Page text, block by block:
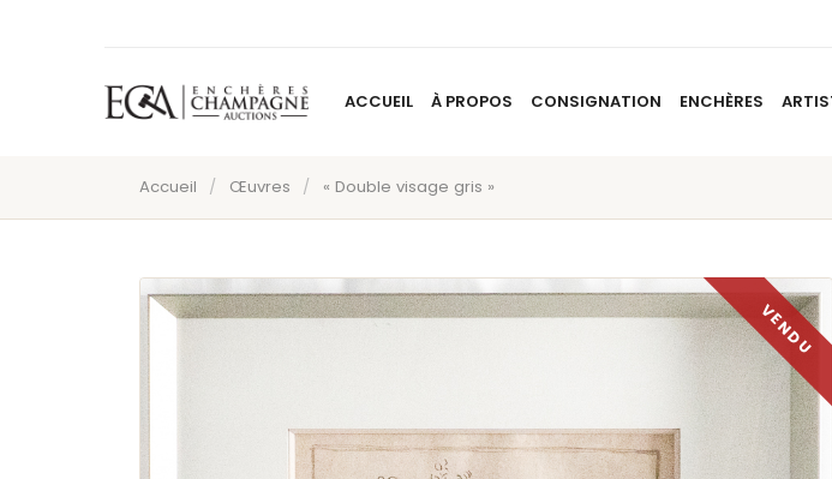
ACCUEIL À PROPOS CONSIGNATION ENCHÈRES
Accueil / Œuvres / « Double visage gris »